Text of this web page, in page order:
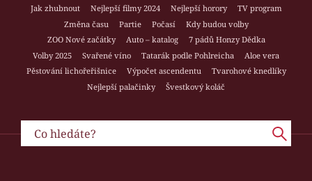
Jak zhubnout Nejlepší filmy 2024 Nejlepší horory
TV program
Změna času
Partie Počasí
Kdy budou volby
ZOO Nové začátky
Auto – katalog
7 pádů Honzy Dědka
Volby 2025
Svařené víno Tatarák podle Pohlreicha
Aloe vera
Pěstování lichořeřišnice
Výpočet ascendentu
Tvarohové knedlíky
Nejlepší palačinky
Švestkový koláč